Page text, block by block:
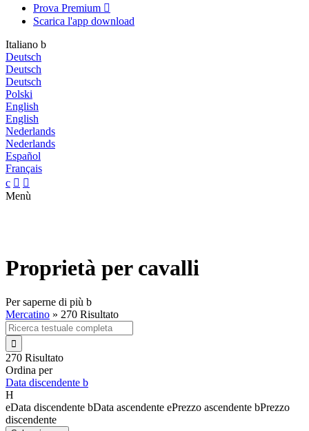
Prova Premium 
Scarica l'app download
Italiano b
Deutsch
Deutsch
Deutsch
Polski
English
English
Nederlands
Nederlands
Español
Français
c  
Menù
Proprietà per cavalli
Per saperne di più b
Mercatino » 270 Risultato

270 Risultato
Ordina per
Data discendente b
H
eData discendente bData ascendente ePrezzo ascendente bPrezzo
discendente